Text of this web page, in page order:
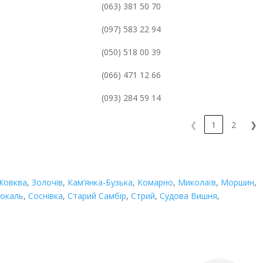
(063) 381 50 70
(097) 583 22 94
(050) 518 00 39
(066) 471 12 66
(093) 284 59 14
❮ 1 2 ❯
, Золочів, Кам’янка-Бузька, Комарно, Миколаїв, Моршин,
, Соснівка, Старий Самбір, Стрий, Судова Вишня,